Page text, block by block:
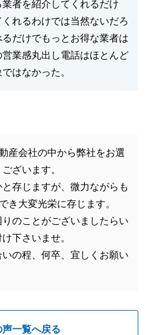
者を紹介してくれるだけ
れるわけでは当然ないだろ
だけでもっとお得な業者は
業感丸出し電話はほとんど
はなかった。
産会社の中から弊社をお選
ざいます。
存じますが、微力ながらも
き大変光栄に存じます。
のことがございましたらい
下さいませ。
の程、何卒、宜しくお願い
声一覧へ戻る